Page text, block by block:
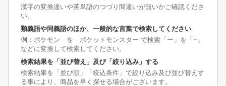
漢字の変換違いや英単語のつづり間違いが無いかご確認くださ
い。
類義語や同義語のほか、一般的な言葉で検索してください
例：ポケモン を ポケットモンスター で検索「ー」を「−」
などに変換して検索してください。
検索結果を「並び替え」及び「絞り込み」する
検索結果を「並び順」「絞込条件」で絞り込み及び並び替えす
る事により、商品を早く探せる場合がございます。